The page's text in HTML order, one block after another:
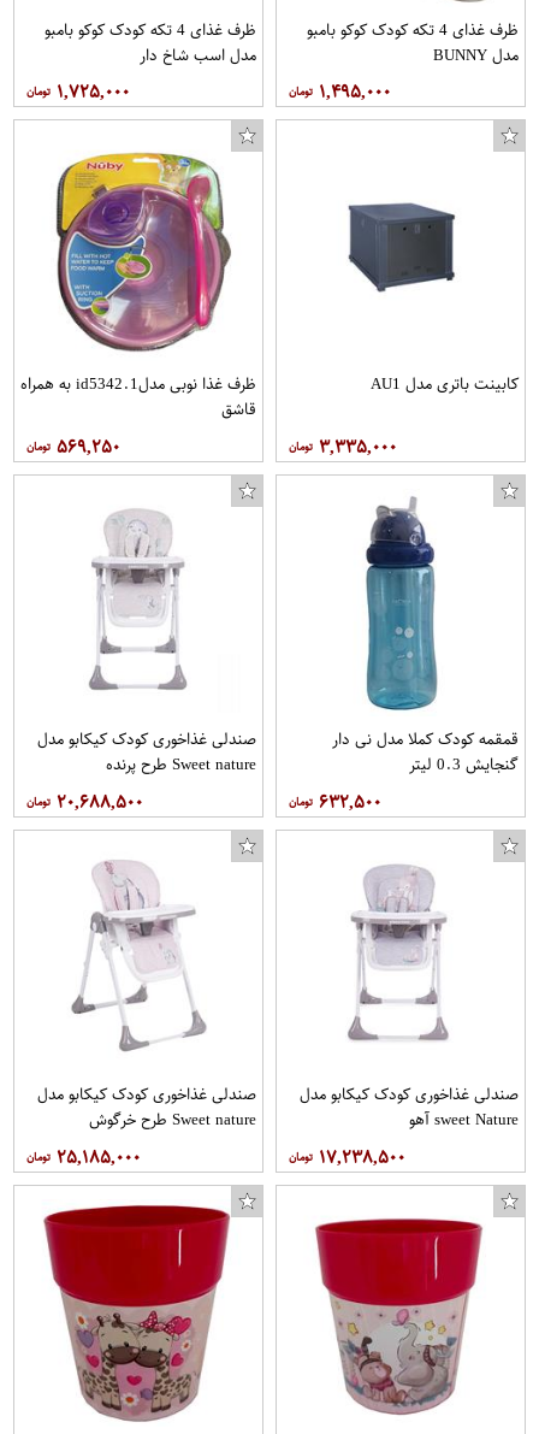
ظرف غذای 4 تکه کودک کوکو بامبو
مدل BUNNY
۱,۴۹۵,۰۰۰
ظرف غذای 4 تکه کودک کوکو بامبو
مدل اسب شاخ دار
۱,۷۲۵,۰۰۰
کابینت باتری مدل AU1
۳,۳۳۵,۰۰۰
ظرف غذا نوبی مدلid5342.1 به همراه
قاشق
۵۶۹,۲۵۰
قمقمه کودک کملا مدل نی دار
گنجایش 0.3 لیتر
۶۳۲,۵۰۰
صندلی غذاخوری کودک کیکابو مدل
Sweet nature طرح پرنده
۲۰,۶۸۸,۵۰۰
صندلی غذاخوری کودک کیکابو مدل
sweet Nature آهو
۱۷,۲۳۸,۵۰۰
صندلی غذاخوری کودک کیکابو مدل
Sweet nature طرح خرگوش
۲۵,۱۸۵,۰۰۰